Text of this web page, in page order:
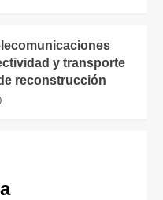
y transporte
reconstrucción